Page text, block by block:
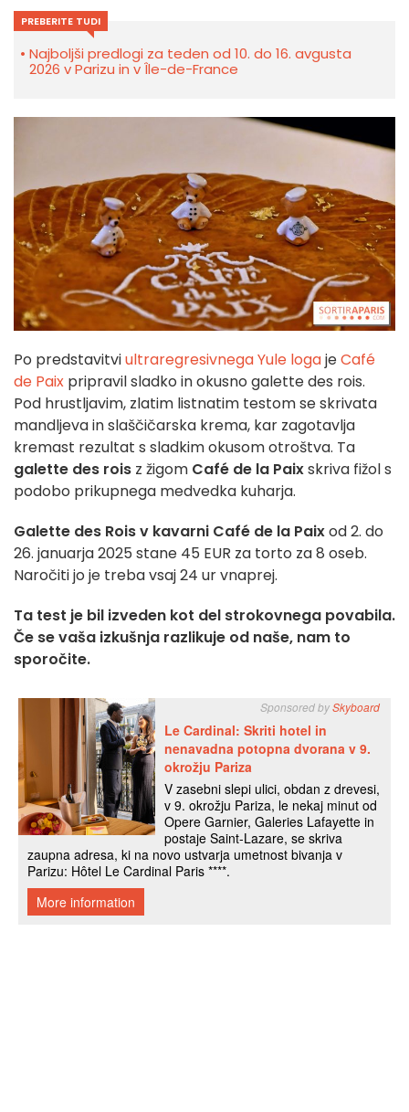
PREBERITE TUDI
Najboljši predlogi za teden od 10. do 16. avgusta
2026 v Parizu in v Île-de-France
Po predstavitviultraregresivnega Yule logajeCafé
de Paix pripravil sladko in okusno galette des rois.
Pod hrustljavim, zlatim listnatim testom se skrivata
mandljeva in slaščičarska krema, kar zagotavlja
kremast rezultat s sladkim okusom otroštva. Ta
galette des rois z žigom Café de la Paixskriva fižol s
podobo prikupnega medvedka kuharja.
Galette des Rois v kavarni Café de la Paixod 2. do
26. januarja 2025 stane 45 EUR za torto za 8 oseb.
Naročiti jo je treba vsaj 24 ur vnaprej.
Ta test je bil izveden kot del strokovnega povabila.
Če se vaša izkušnja razlikuje od naše, nam to
sporočite.